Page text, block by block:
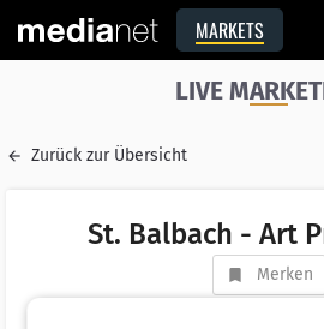
MARKETS
LIVE
Zurück zur Übersicht
St. Balbach - Art
Merken